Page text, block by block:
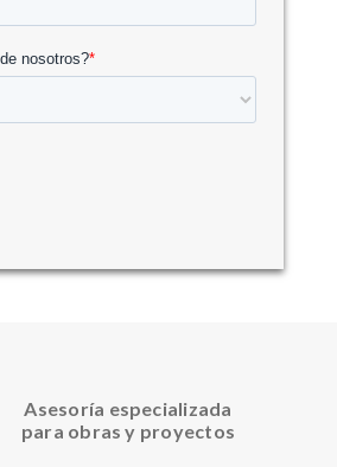
Asesoría especializada
para obras y proyectos